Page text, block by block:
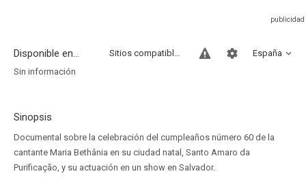
Disponible en... España
Sitios compatibles
Sin información
Sinopsis
Documental sobre la celebración del cumpleaños número 60 de la
cantante Maria Bethânia en su ciudad natal, Santo Amaro da
Purificação, y su actuación en un show en Salvador.